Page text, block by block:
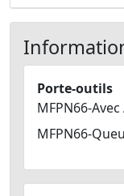
Porte-outils
MFPN66-
MFPN66-